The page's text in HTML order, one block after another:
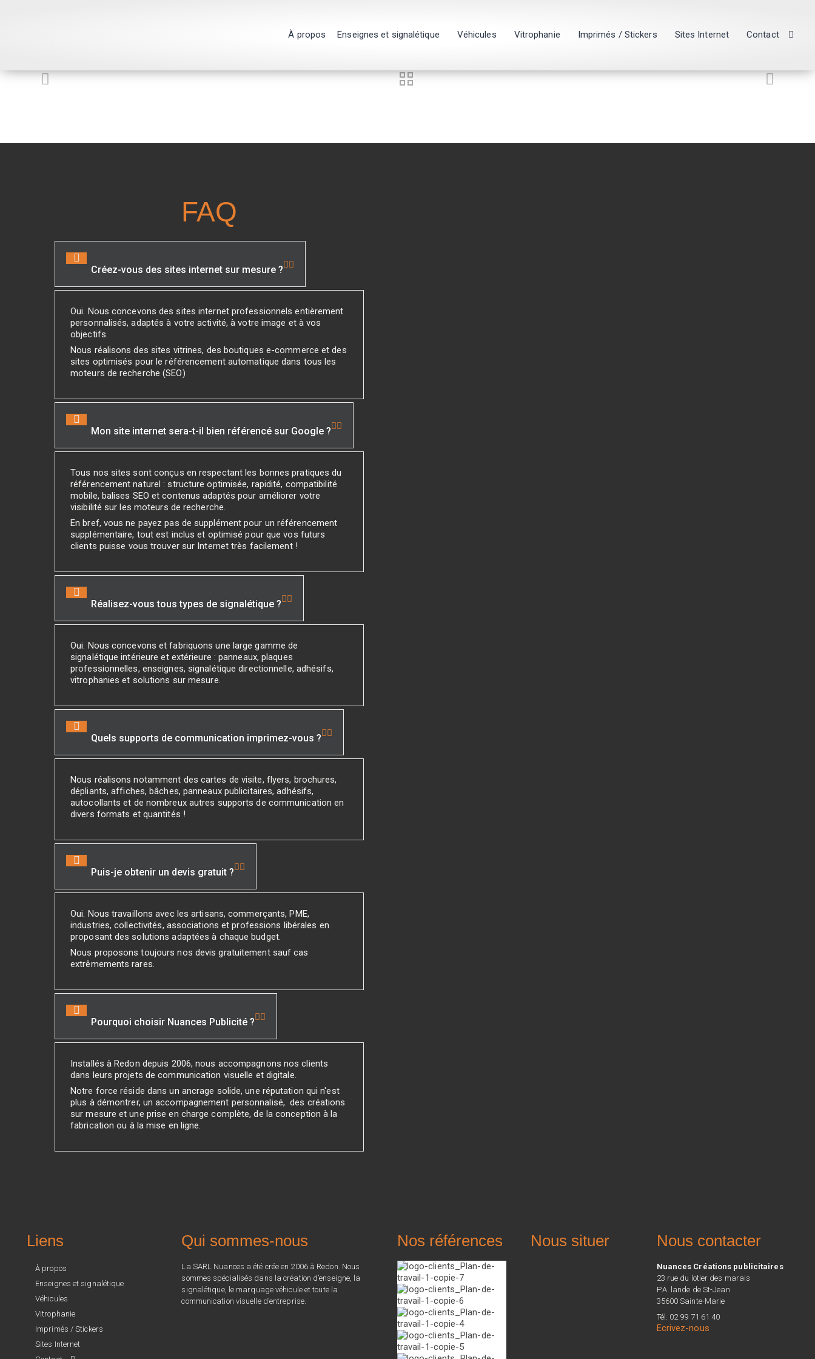
À propos Enseignes et signalétique Véhicules Vitrophanie Imprimés / Stickers Sites Internet Contact
FAQ
Créez-vous des sites internet sur mesure ?
Oui. Nous concevons des sites internet professionnels entièrement
personnalisés, adaptés à votre activité, à votre image et à vos
objectifs.
Nous réalisons des sites vitrines, des boutiques e-commerce et des
sites optimisés pour le référencement automatique dans tous les
moteurs de recherche (SEO)
Mon site internet sera-t-il bien référencé sur Google ?
Tous nos sites sont conçus en respectant les bonnes pratiques du
référencement naturel : structure optimisée, rapidité, compatibilité
mobile, balises SEO et contenus adaptés pour améliorer votre
visibilité sur les moteurs de recherche.
En bref, vous ne payez pas de supplément pour un référencement
supplémentaire, tout est inclus et optimisé pour que vos futurs
clients puisse vous trouver sur Internet très facilement !
Réalisez-vous tous types de signalétique ?
Oui. Nous concevons et fabriquons une large gamme de
signalétique intérieure et extérieure : panneaux, plaques
professionnelles, enseignes, signalétique directionnelle, adhésifs,
vitrophanies et solutions sur mesure.
Quels supports de communication imprimez-vous ?
Nous réalisons notamment des cartes de visite, flyers, brochures,
dépliants, affiches, bâches, panneaux publicitaires, adhésifs,
autocollants et de nombreux autres supports de communication en
divers formats et quantités !
Puis-je obtenir un devis gratuit ?
Oui. Nous travaillons avec les artisans, commerçants, PME,
industries, collectivités, associations et professions libérales en
proposant des solutions adaptées à chaque budget.
Nous proposons toujours nos devis gratuitement sauf cas
extrêmements rares.
Pourquoi choisir Nuances Publicité ?
Installés à Redon depuis 2006, nous accompagnons nos clients
dans leurs projets de communication visuelle et digitale.
Notre force réside dans un ancrage solide, une réputation qui n'est
plus à démontrer, un accompagnement personnalisé, des créations
sur mesure et une prise en charge complète, de la conception à la
fabrication ou à la mise en ligne.
Liens
À propos
Enseignes et signalétique
Véhicules
Vitrophanie
Imprimés / Stickers
Sites Internet
Qui sommes-nous
La SARL Nuances a été crée en 2006 à Redon. Nous
sommes spécialisés dans la création d’enseigne, la
signalétique, le marquage véhicule et toute la
communication visuelle d’entreprise.
Nos références Nous situer Nous contacter
Nuances Créations publicitaires
23 rue du lotier des marais
P.A. lande de St-Jean
35600 Sainte-Marie
Tél. 02 99 71 61 40
Ecrivez-nous